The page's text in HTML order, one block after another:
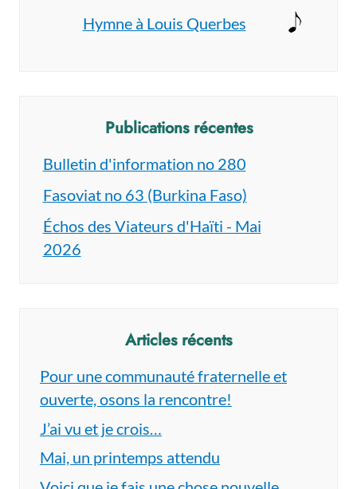
Hymne à Louis Querbes
Publications récentes
Bulletin d'information no 280
Fasoviat no 63 (Burkina Faso)
Échos des Viateurs d'Haïti - Mai
2026
Articles récents
Pour une communauté fraternelle et
ouverte, osons la rencontre!
J’ai vu et je crois…
Mai, un printemps attendu